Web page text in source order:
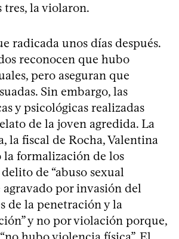
tres, la violaron.
radicada unos días después.
reconocen que hubo
pero aseguran que
Sin embargo, las
y psicológicas realizadas
de la joven agredida. La
la fiscal de Rocha, Valentina
la formalización de los
de “abuso sexual
por invasión del
de la penetración y la
y no por violación porque,